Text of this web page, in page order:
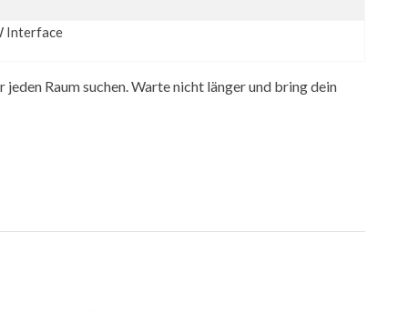
Interface
Raum suchen. Warte nicht länger und bring dein